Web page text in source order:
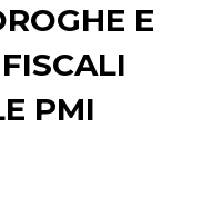
E
PMI